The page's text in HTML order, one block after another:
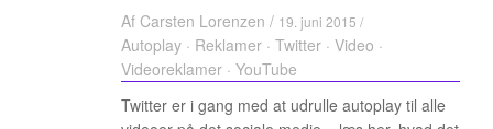
Af Carsten Lorenzen / 19. juni 2015 /
Autoplay · Reklamer · Twitter · Video ·
Videoreklamer · YouTube
Twitter er i gang med at udrulle autoplay til alle